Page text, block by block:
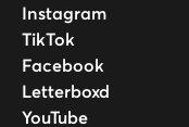
Instagram
TikTok
Facebook
Letterboxd
YouTube